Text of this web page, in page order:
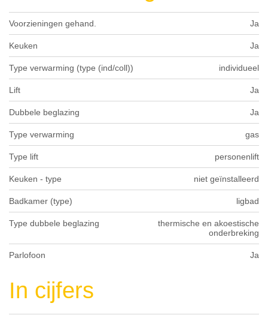
Voorzieningen gehand. Ja
Keuken Ja
Type verwarming (type (ind/coll)) individueel
Lift Ja
Dubbele beglazing Ja
Type verwarming gas
Type lift personenlift
Keuken - type niet geïnstalleerd
Badkamer (type) ligbad
Type dubbele beglazing
thermische en akoestische
onderbreking
Parlofoon Ja
In cijfers